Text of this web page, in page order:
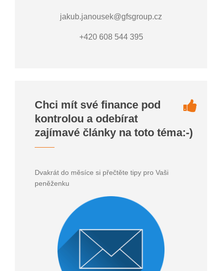
jakub.janousek@gfsgroup.cz
+420 608 544 395
Chci mít své finance pod
kontrolou a odebírat
zajímavé články na toto téma:-)
Dvakrát do měsíce si přečtěte tipy pro Vaši
peněženku